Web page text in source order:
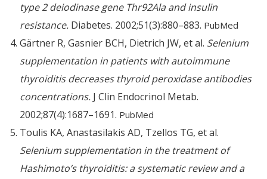
type 2 deiodinase gene Thr92Ala and insulin
resistance. Diabetes. 2002;51(3):880–883. PubMed
Gärtner R, Gasnier BCH, Dietrich JW, et al. Selenium
supplementation in patients with autoimmune
thyroiditis decreases thyroid peroxidase antibodies
concentrations. J Clin Endocrinol Metab.
2002;87(4):1687–1691. PubMed
Toulis KA, Anastasilakis AD, Tzellos TG, et al.
Selenium supplementation in the treatment of
Hashimoto’s thyroiditis: a systematic review and a